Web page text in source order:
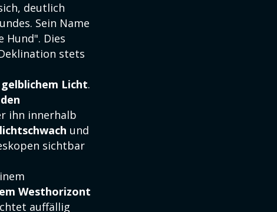
deutlich
Sein Name
Hund". Dies
stets
Licht.
ihn innerhalb
und
sichtbar
Westhorizont
auffällig